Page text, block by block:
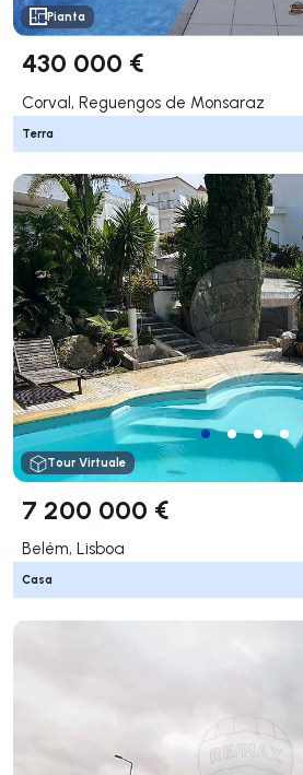
Pianta
430 000 €
Corval, Reguengos de Monsaraz
Terra
Tour Virtuale
7 200 000 €
Belém, Lisboa
Casa